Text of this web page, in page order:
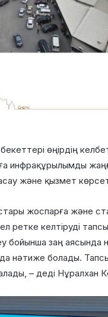
өңірдің
инфрақұрылымды
және қызмет
жоспарға және
ретке келтіруді
бойынша заң
нәтиже болады.
– деді Нұралхан